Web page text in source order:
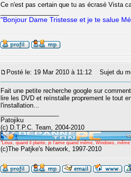
Ce n'est pas certain que tu as écrasé Vista
"Bonjour Dame Tristesse et je te salue
Posté le: 19 Mar 2010 à 11:12 Sujet du
Fait une petite recherche google sur
lire les DVD et reïnstalle proprement le tout
l'installation...
Patojiku
(c) D.T.P.C. Team, 2004-2010
"Linux, quand il plante, je l'aime quand même, Windows,
(c)The Patjke's Network, 1997-2010